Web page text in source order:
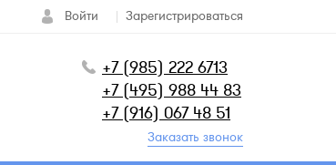
Зарегистрироваться
Войти
+7 (985) 222 6713
+7 (495) 988 44 83
+7 (916) 067 48 51
Заказать звонок